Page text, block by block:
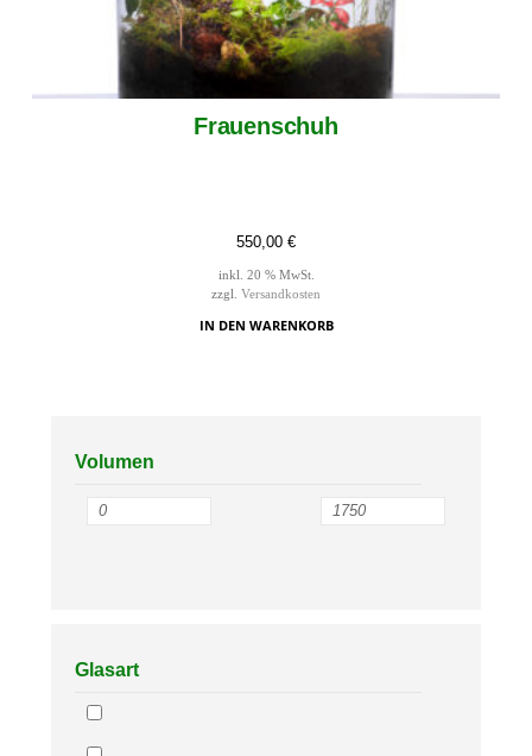
Frauenschuh
550,00 €
inkl. 20 % MwSt.
zzgl. Versandkosten
IN DEN WARENKORB
Volumen
Glasart